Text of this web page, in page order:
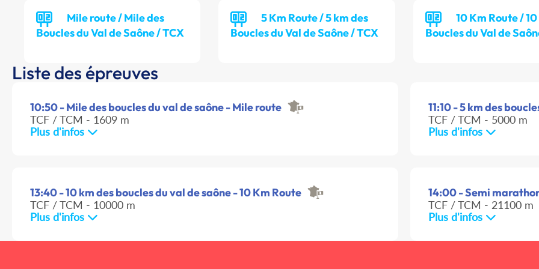
Mile route / Mile des
Boucles du Val de Saône / TCX
5 Km Route / 5 km des
Boucles du Val de Saône / TCX
10 Km Route /
Boucles du Val de
Liste des épreuves
10:50 - Mile des boucles du val de saône - Mile route
TCF / TCM - 1609 m
Plus d'infos
11:10 - 5 km des
TCF / TCM - 5000 m
Plus d'infos
13:40 - 10 km des boucles du val de saône - 10 Km Route
TCF / TCM - 10000 m
Plus d'infos
14:00 - Semi
TCF / TCM - 21100 m
Plus d'infos